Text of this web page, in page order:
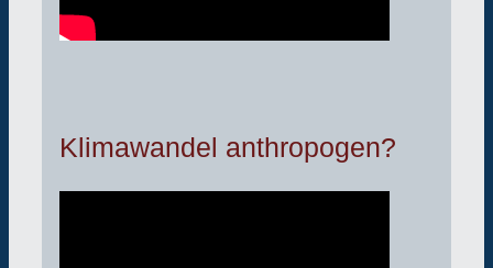
Klimawandel anthropogen?